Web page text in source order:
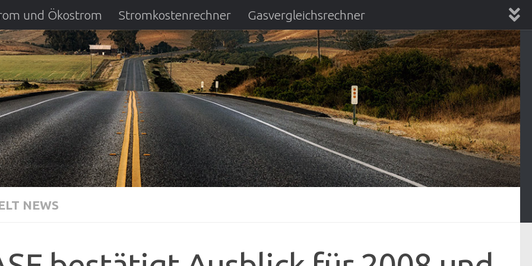
und Ökostrom Stromkostenrechner Gasvergleichsrechner
DSL Anbietervergleich Kreditvergleichsrechner
NEWS